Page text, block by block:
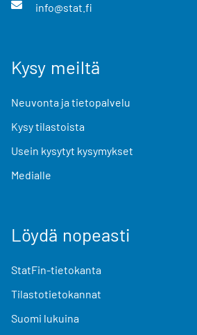
info@stat.fi
Kysy meiltä
Neuvonta ja tietopalvelu
Kysy tilastoista
Usein kysytyt kysymykset
Medialle
Löydä nopeasti
StatFin-tietokanta
Tilastotietokannat
Suomi lukuina